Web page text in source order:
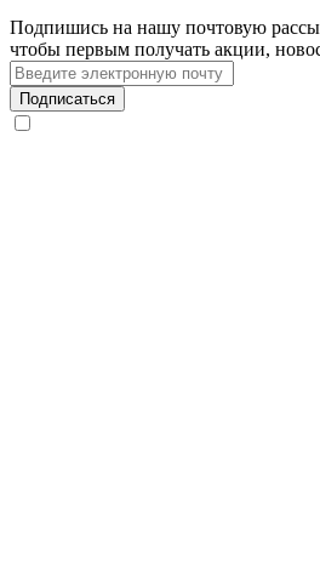
Подпишись на нашу почтовую
чтобы первым получать акции,
Подписаться